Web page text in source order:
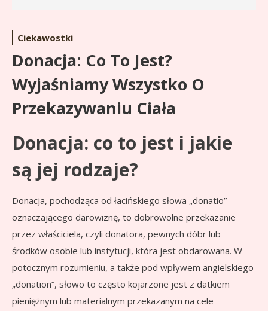
Ciekawostki
Donacja: Co To Jest?
Wyjaśniamy Wszystko O
Przekazywaniu Ciała
Donacja: co to jest i jakie
są jej rodzaje?
Donacja, pochodząca od łacińskiego słowa „donatio”
oznaczającego darowiznę, to dobrowolne przekazanie
przez właściciela, czyli donatora, pewnych dóbr lub
środków osobie lub instytucji, która jest obdarowana. W
potocznym rozumieniu, a także pod wpływem angielskiego
„donation”, słowo to często kojarzone jest z datkiem
pieniężnym lub materialnym przekazanym na cele